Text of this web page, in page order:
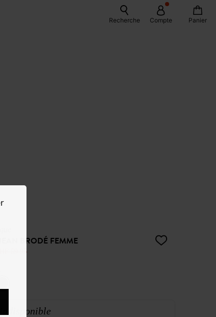
Recherche Compte Panier
BRODÉ FEMME
59.95
indisponible